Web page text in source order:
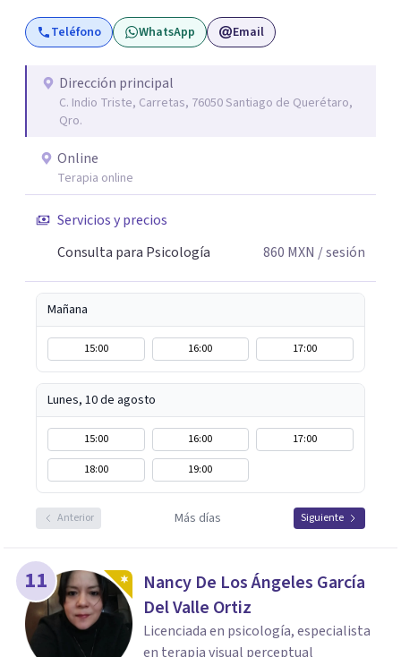
preocupa y lograr tus objetivos más pronto de lo que
imaginas. Contáctame por Wahtsapp. Puedo ayudarte.
Teléfono WhatsApp Email
Dirección principal
C. Indio Triste, Carretas, 76050 Santiago de Querétaro,
Qro.
Online
Terapia online
Servicios y precios
Consulta para Psicología
860 MXN / sesión
Mañana
15:00 16:00 17:00
Lunes, 10 de agosto
15:00 16:00
17:00
18:00
19:00
Anterior Más días Siguiente
11
Nancy De Los Ángeles García
Del Valle Ortiz
Licenciada en psicología, especialista
en terapia visual perceptual